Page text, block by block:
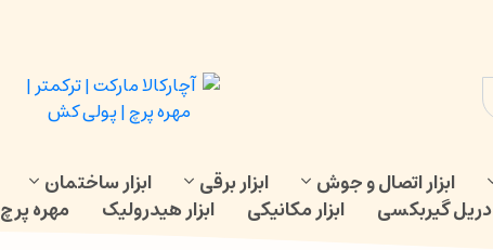
ابزار اتصال و جوش ابزار برقی ابزار ساختمان
دریل گیربکسی ابزار مکانیکی ابزار هیدرولیک مهره پرچ